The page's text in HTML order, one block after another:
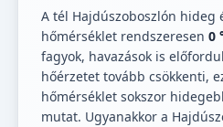
A tél Hajdúszoboszlón hideg
hőmérséklet rendszeresen 0
fagyok, havazások is
hőérzetet tovább csökkenti,
hőmérséklet sokszor
mutat. Ugyanakkor a